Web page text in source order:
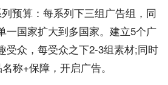
预算：每系列下三组广告组，同
一国家扩大到多国家。建立5个广
受众，每受众之下2-3组素材;同时
称+保障，开启广告。